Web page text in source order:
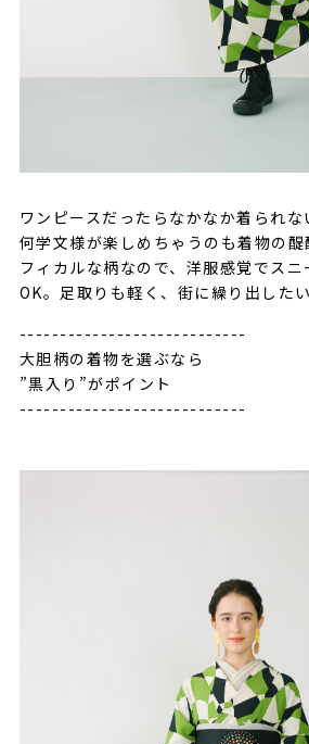
ワンピースだったらなかなか着られ
何学文様が楽しめちゃうのも着物の
フィカルな柄なので、洋服感覚でスニ
OK。足取りも軽く、街に繰り出したい
----------------------------
大胆柄の着物を選ぶなら
”黒入り”がポイント
----------------------------